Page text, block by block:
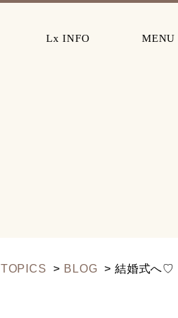
Lx INFO MENU
TOPICS BLOG 結婚式へ♡